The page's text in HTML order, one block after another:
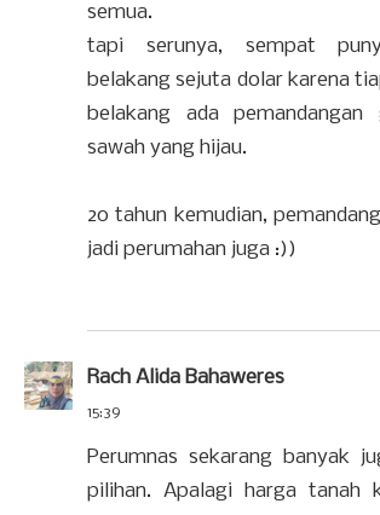
semua.
tapi serunya, sempat
belakang sejuta dolar karena
belakang ada pemandangan
sawah yang hijau.
20 tahun kemudian,
jadi perumahan juga :))
Rach Alida Bahaweres
15:39
Perumnas sekarang banyak
pilihan. Apalagi harga tanah